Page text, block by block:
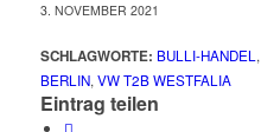
3. NOVEMBER 2021
SCHLAGWORTE: BULLI-HANDEL,
BERLIN,VW T2B WESTFALIA
Eintrag teilen